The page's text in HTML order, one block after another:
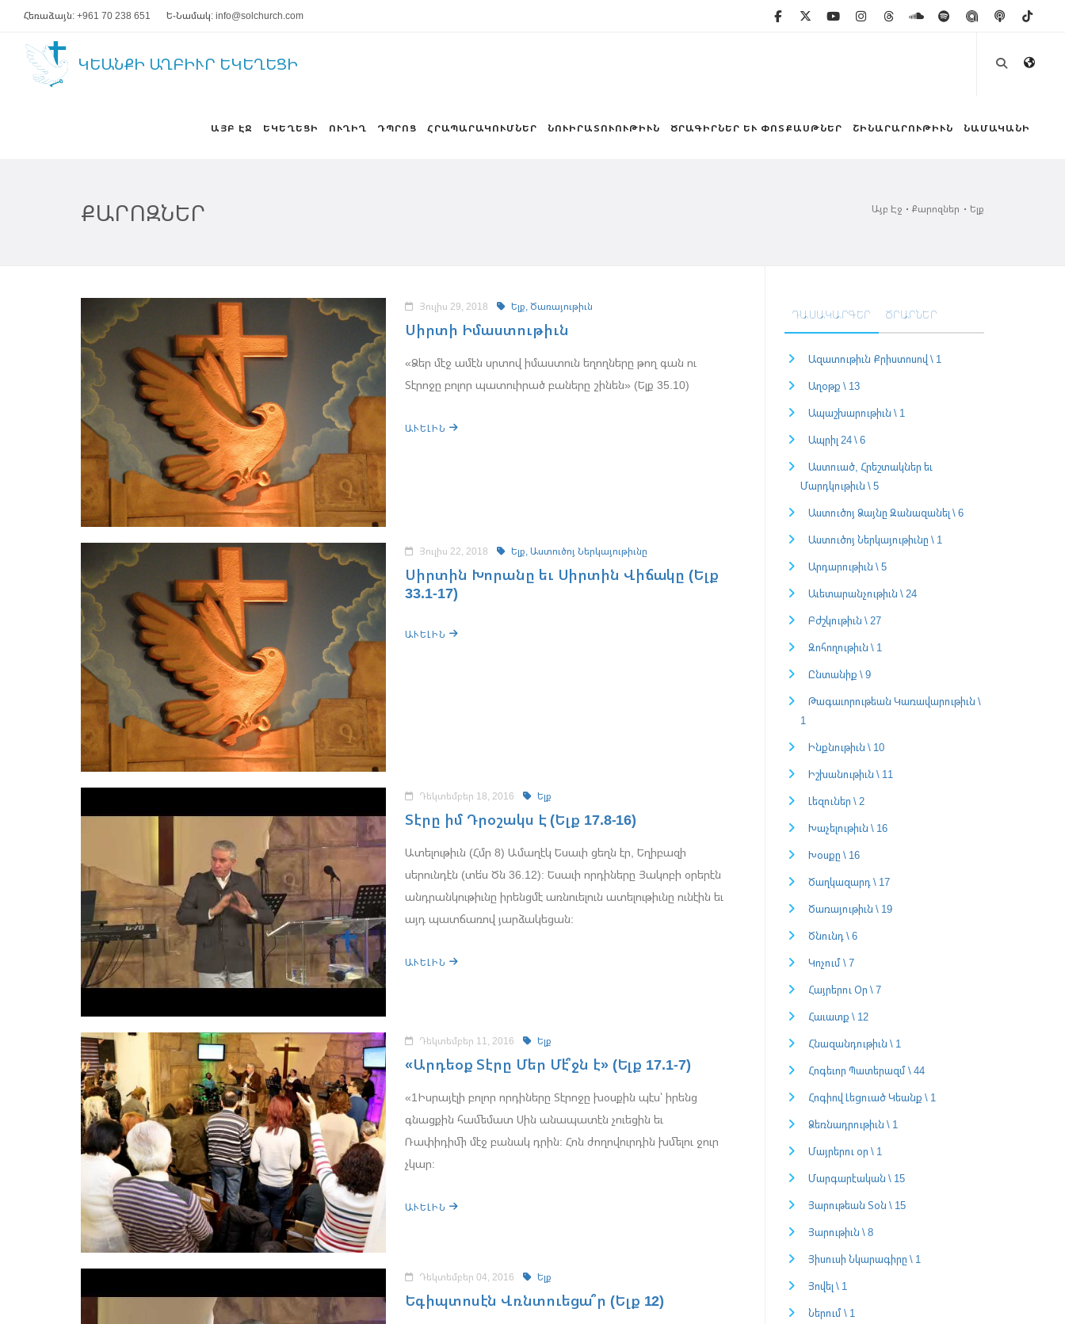
Հեռաձայն: +961 70 238 651 Ե-Նամակ: info@solchurch.com
ԿԵԱՆՔԻ ԱՂԲԻՒՐ ԵԿԵՂԵՑԻ
ԱՅԲ ԷՋ ԵԿԵՂԵՑԻ ՈՒՂԻՂ ԴՊՐՈՑ ՀՐԱՊԱՐԱԿՈՒՄՆԵՐ ՆՈՒԻՐԱՏՈՒՈՒԹԻՒՆ ԾՐԱԳԻՐՆԵՐ ԵՒ ՓՈՏՔԱՍԹՆԵՐ ՇԻՆԱՐԱՐՈՒԹԻՒՆ ՆԱՄԱԿԱՆԻ
Այբ Էջ Քարոզներ Ելք
ՔԱՐՈԶՆԵՐ
Յուլիս 29, 2018 Ելք,Ծառայութիւն
Սիրտի Իմաստութիւն
«Ձեր մէջ ամէն սրտով իմաստուն եղողները թող գան ու
Տէրոջը բոլոր պատուիրած բաները շինեն» (Ելք 35.10)
ԱՒԵԼԻՆ
Յուլիս 22, 2018 Ելք,Աստուծոյ Ներկայութիւնը
Սիրտին Խորանը եւ Սիրտին Վիճակը (Ելք
33.1-17)
ԱՒԵԼԻՆ
Դեկտեմբեր 18, 2016 Ելք
Տէրը իմ Դրօշակս Է (Ելք 17.8-16)
Ատելութիւն (Հմր 8) Ամաղէկ Եսաւի ցեղն էր, Եղիբազի
սերունդէն (տե՛ս Ծն 36.12): Եսաւի որդիները Յակոբի օրերէն
անդրանկութիւնը իրենցմէ առնուելուն ատելութիւնը ունէին եւ
այդ պատճառով յարձակեցան:
ԱՒԵԼԻՆ
Դեկտեմբեր 11, 2016 Ելք
«Արդեօք Տէրը Մեր Մէ՞ջն է» (Ելք 17.1-7)
«1Իսրայէլի բոլոր որդիները Տէրոջը խօսքին պէս՝ իրենց
գնացքին համեմատ Սին անապատէն չուեցին եւ
Ռափիդիմի մէջ բանակ դրին: Հոն ժողովուրդին խմելու ջուր
չկար:
ԱՒԵԼԻՆ
Դեկտեմբեր 04, 2016 Ելք
Եգիպտոսէն Վռնտուեցա՞ր (Ելք 12)
ԴԱՍԱԿԱՐԳԵՐ ԾՐԱՐՆԵՐ
Ազատութիւն Քրիստոսով \ 1
Աղօթք \ 13
Ապաշխարութիւն \ 1
Ապրիլ 24 \ 6
Աստուած, Հրեշտակներ եւ
Մարդկութիւն \ 5
Աստուծոյ Ձայնը Զանազանել \ 6
Աստուծոյ Ներկայութիւնը \ 1
Արդարութիւն \ 5
Աւետարանչութիւն \ 24
Բժշկութիւն \ 27
Զոհողութիւն \ 1
Ընտանիք \ 9
Թագաւորութեան Կառավարութիւն \
1
Ինքնութիւն \ 10
Իշխանութիւն \ 11
Լեզուներ \ 2
Խաչելութիւն \ 16
Խօսքը \ 16
Ծաղկազարդ \ 17
Ծառայութիւն \ 19
Ծնունդ \ 6
Կոչում \ 7
Հայրերու Օր \ 7
Հաւատք \ 12
Հնազանդութիւն \ 1
Հոգեւոր Պատերազմ \ 44
Հոգիով Լեցուած Կեանք \ 1
Ձեռնադրութիւն \ 1
Մայրերու օր \ 1
Մարգարէական \ 15
Յարութեան Տօն \ 15
Յարութիւն \ 8
Յիսուսի Նկարագիրը \ 1
Յովել \ 1
Ներում \ 1